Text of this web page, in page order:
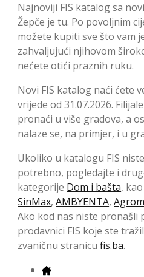
Najnoviji FIS katalog sa
Žepče je tu. Po povoljnim
možete kupiti sve što vam
zahvaljujući njihovom
nećete otići praznih ruku.
Novi FIS katalog naći ćete
vrijede od 31.07.2026.
pronaći u više gradova, a
nalaze se, na primjer, i u
Ukoliko u katalogu FIS
potrebno, pogledajte i
kategorije Dom i bašta,
SinMax, AMBYENTA,
Ako kod nas niste pronašli
prodavnici FIS koje ste
zvaničnu stranicu fis.ba.